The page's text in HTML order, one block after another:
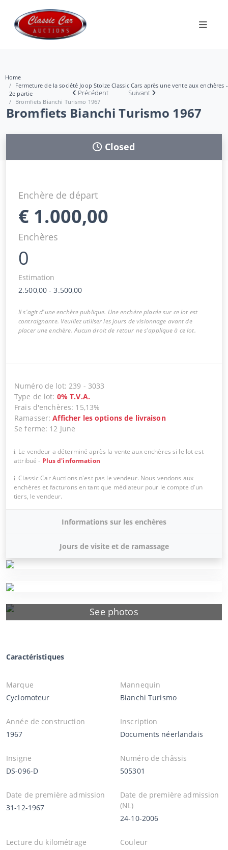
Home
Fermeture de la société Joop Stolze Classic Cars après une vente aux enchères -
2e partie
Bromfiets Bianchi Turismo 1967
Précédent Suivant
Bromfiets Bianchi Turismo 1967
See photos
Closed
Enchère de départ
€ 1.000,00
Enchères
0
Estimation
2.500,00 -3.500,00
Il s'agit d'une enchère publique. Une enchère placée sur ce lot est
contraignante. Veuillez utiliser les jours de visionnage avant de
placer une enchère. Aucun droit de retour ne s'applique à ce lot.
Numéro de lot:239 - 3033
Type de lot: 0% T.V.A.
Frais d'enchères: 15,13%
Ramasser:Afficher les options de livraison
Se ferme: 12 June
Le vendeur a déterminé après la vente aux enchères si le lot est
attribué - Plus d'information
Classic Car Auctions n'est pas le vendeur. Nous vendons aux
enchères et facturons en tant que médiateur pour le compte d'un
tiers, le vendeur.
Informations sur les enchères
Jours de visite et de ramassage
Caractéristiques
Marque
Cyclomoteur
Mannequin
Bianchi Turismo
Année de construction
1967
Inscription
Documents néerlandais
Insigne
DS-096-D
Numéro de châssis
505301
Date de première admission
31-12-1967
Date de première admission
(NL)
24-10-2006
Lecture du kilométrage
Couleur